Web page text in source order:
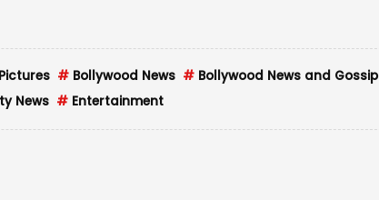
# Bollywood News # Bollywood News and Gossip
News # Entertainment